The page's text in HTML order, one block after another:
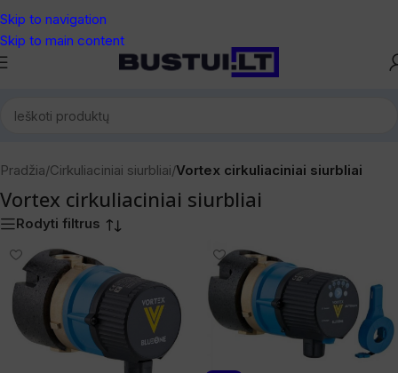
Skip to navigation
Skip to main content
Pradžia/Cirkuliaciniai siurbliai/Vortex cirkuliaciniai siurbliai
Vortex cirkuliaciniai siurbliai
Rodyti filtrus